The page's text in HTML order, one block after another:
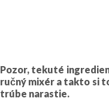
Pozor, tekuté
ručný mixér a takto si
trúbe narastie.